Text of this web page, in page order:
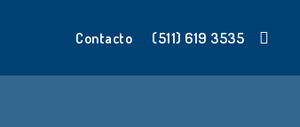
Contacto (511) 619 3535